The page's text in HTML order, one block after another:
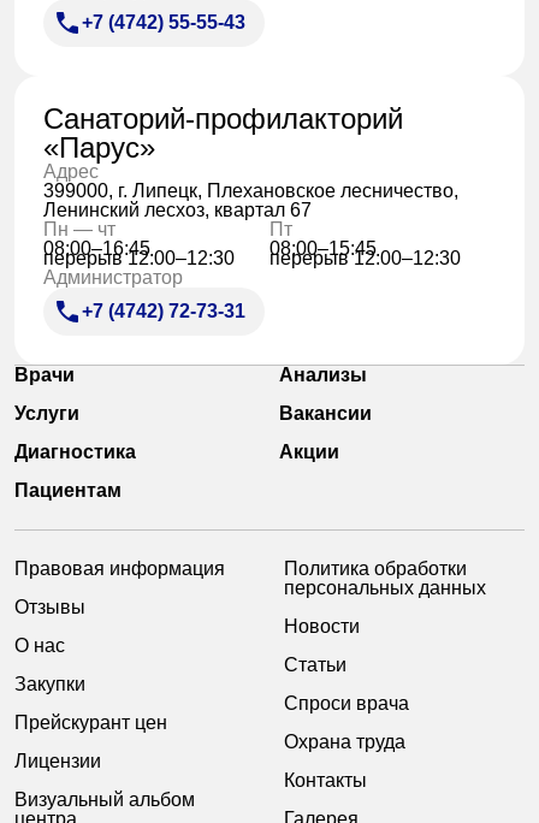
+7 (4742) 55-55-43
Санаторий-профилакторий
«Парус»
Адрес
399000, г. Липецк, Плехановское лесничество,
Ленинский лесхоз, квартал 67
Пн — чт
08:00–16:45
перерыв 12:00–12:30
Пт
08:00–15:45
перерыв 12:00–12:30
Администратор
+7 (4742) 72-73-31
Врачи
Анализы
Услуги
Вакансии
Диагностика
Акции
Пациентам
Правовая информация
Отзывы
О нас
Закупки
Прейскурант цен
Лицензии
Визуальный альбом
центра
Политика обработки
персональных данных
Новости
Статьи
Спроси врача
Охрана труда
Контакты
Галерея